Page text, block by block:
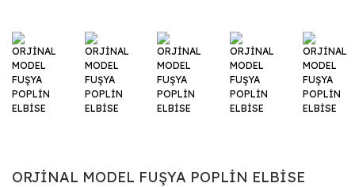
ORJİNAL MODEL FUŞYA POPLİN ELBİSE